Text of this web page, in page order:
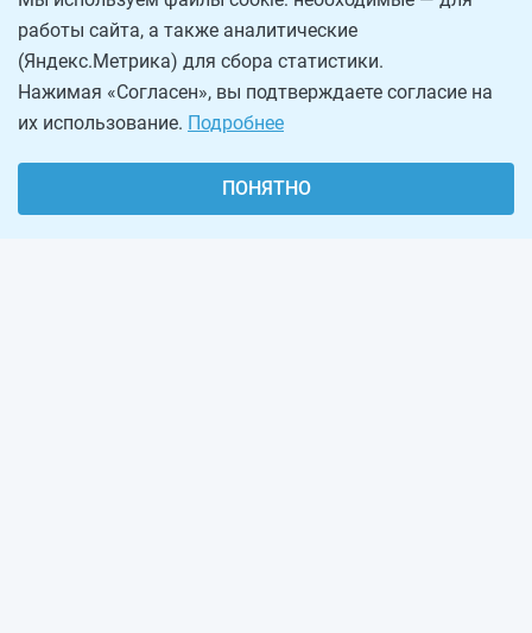
работы сайта, а также аналитические
(Яндекс.Метрика) для сбора статистики.
Нажимая «Согласен», вы подтверждаете согласие на
их использование. Подробнее
ПОНЯТНО